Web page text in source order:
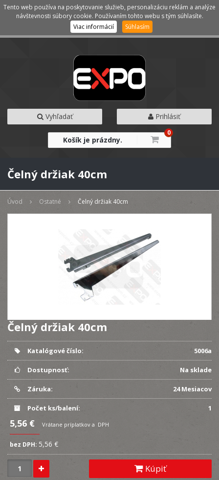
Kategórie Menu
Vyhľadať Prihlásiť
Košík je prázdny.
0
Čelný držiak 40cm
Úvod Ostatné Čelný držiak 40cm
Čelný držiak 40cm
Katalógové číslo: 5006a
Dostupnosť: Na sklade
Záruka: 24 Mesiacov
Počet ks/balení: 1
5,56 € Vrátane príplatkov a DPH
bez DPH: 5,56 €
Kúpiť
Tento web používa na poskytovanie služieb, personalizáciu reklám a analýze
návštevnosti súbory cookie. Používaním tohto webu s tým súhlasíte.
Viac informácií
Súhlasím